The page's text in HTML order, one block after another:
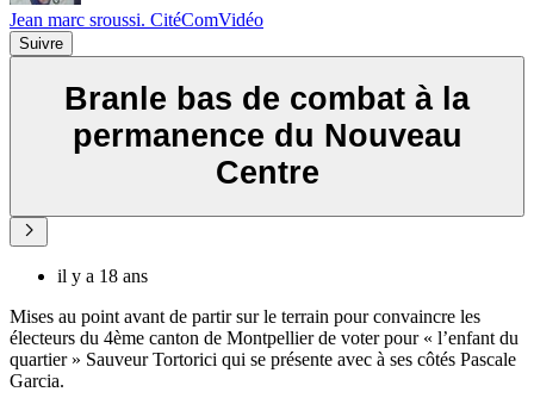
Jean marc sroussi. CitéComVidéo
Suivre
Branle bas de combat à la
permanence du Nouveau
Centre
il y a 18 ans
Mises au point avant de partir sur le terrain pour convaincre les
électeurs du 4ème canton de Montpellier de voter pour « l’enfant du
quartier » Sauveur Tortorici qui se présente avec à ses côtés Pascale
Garcia.